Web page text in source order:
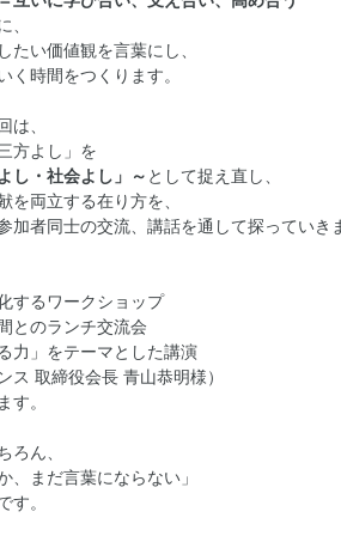
、
たい価値観を言葉にし、
く時間をつくります。
は、
方よし」を
し・社会よし」～ として捉え直し、
を両立する在り方を、
加者同士の交流、講話を通して探っていき
するワークショップ
とのランチ交流会
力」をテーマとした講演
ス 取締役会長 青山恭明様）
す。
ろん、
、まだ言葉にならない」
す。